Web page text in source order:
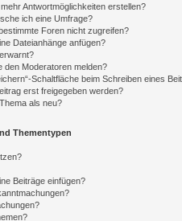
Antwortmöglichkeiten erstellen?
ich eine Umfrage?
Foren nicht zugreifen?
Dateianhänge anfügen?
den Moderatoren melden?
Schaltfläche beim Schreiben eines
erst freigegeben werden?
als neu?
Thementypen
Beiträge einfügen?